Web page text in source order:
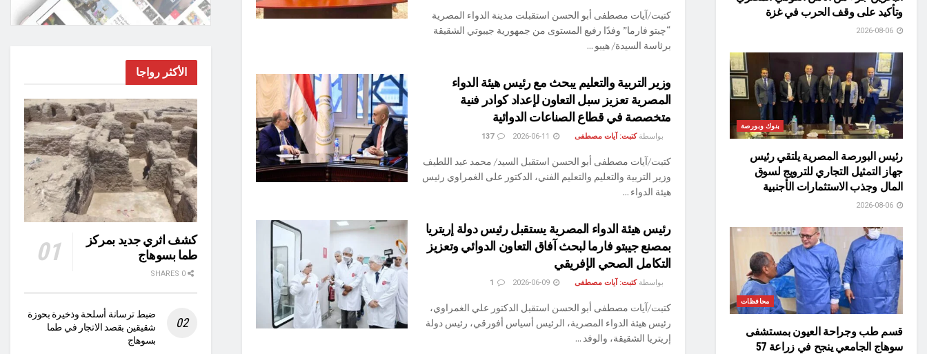
كتبت/آيات مصطفى أبو الحسن استقبلت مدينة الدواء المصرية
“چبتو فارما” وفدًا رفيع المستوى من جمهورية جيبوتي الشقيقة
برئاسة السيدة/ هيبو ...
وزير التربية والتعليم يبحث مع رئيس هيئة الدواء
المصرية تعزيز سبل التعاون لإعداد كوادر فنية
متخصصة في قطاع الصناعات الدوائية
بواسطة كتبت: آيات مصطفى 137
كتبت/آيات مصطفى أبو الحسن استقبل السيد/ محمد عبد اللطيف
وزير التربية والتعليم والتعليم الفني، الدكتور على الغمراوي رئيس
هيئة الدواء ...
رئيس هيئة الدواء المصرية يستقبل رئيس دولة إريتريا
بمصنع جيبتو فارما لبحث آفاق التعاون الدوائي وتعزيز
التكامل الصحي الإفريقي
بواسطة كتبت: آيات مصطفى
كتبت/آيات مصطفى أبو الحسن استقبل الدكتور علي الغمراوي،
رئيس هيئة الدواء المصرية، الرئيس أسياس أفورقي، رئيس دولة
إريتريا الشقيقة، والوفد ...
وتأكيد على وقف الحرب في غزة
بنوك وبورصة
رئيس البورصة المصرية يلتقي رئيس
جهاز التمثيل التجاري للترويج لسوق
المال وجذب الاستثمارات الأجنبية
محافظات
قسم طب وجراحة العيون بمستشفى
سوهاج الجامعي ينجح في زراعة 57
الأكثر رواجا
كشف اثري جديد بمركز
طما بسوهاج
ضبط ترسانة أسلحة وذخيرة بحوزة
شقيقين بقصد الاتجار في طما
بسوهاج